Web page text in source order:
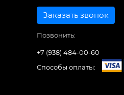
Заказать звонок
Позвонить:
+7 (938) 484-00-60
Способы оплаты: